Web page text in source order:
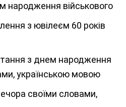
народження військового
з ювілеєм 60 років
з днем народження
українською мовою
своїми словами,